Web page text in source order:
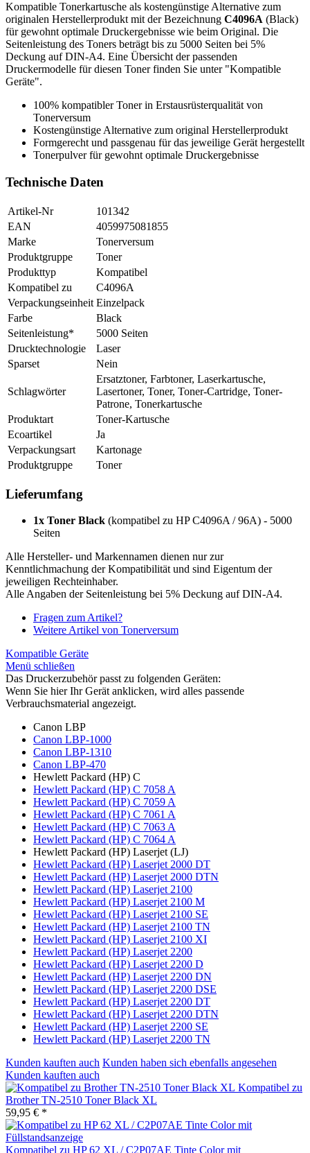
Kompatible Tonerkartusche als kostengünstige Alternative zum
originalen Herstellerprodukt mit der Bezeichnung C4096A (Black)
für gewohnt optimale Druckergebnisse wie beim Original. Die
Seitenleistung des Toners beträgt bis zu 5000 Seiten bei 5%
Deckung auf DIN-A4. Eine Übersicht der passenden
Druckermodelle für diesen Toner finden Sie unter "Kompatible
Geräte".
100% kompatibler Toner in Erstausrüsterqualität von
Tonerversum
Kostengünstige Alternative zum original Herstellerprodukt
Formgerecht und passgenau für das jeweilige Gerät hergestellt
Tonerpulver für gewohnt optimale Druckergebnisse
Technische Daten
Artikel-Nr
101342
EAN
4059975081855
Marke
Tonerversum
Produktgruppe
Toner
Produkttyp
Kompatibel
Kompatibel zu
C4096A
Verpackungseinheit Einzelpack
Farbe
Black
Seitenleistung*
5000 Seiten
Drucktechnologie
Laser
Sparset
Nein
Schlagwörter
Ersatztoner, Farbtoner, Laserkartusche,
Lasertoner, Toner, Toner-Cartridge, Toner-
Patrone, Tonerkartusche
Produktart
Toner-Kartusche
Ecoartikel
Ja
Verpackungsart
Kartonage
Produktgruppe
Toner
Lieferumfang
1x Toner Black (kompatibel zu HP C4096A / 96A) - 5000
Seiten
Alle Hersteller- und Markennamen dienen nur zur
Kenntlichmachung der Kompatibilität und sind Eigentum der
jeweiligen Rechteinhaber.
Alle Angaben der Seitenleistung bei 5% Deckung auf DIN-A4.
Fragen zum Artikel?
Weitere Artikel von Tonerversum
Kompatible Geräte
Menü schließen
Das Druckerzubehör passt zu folgenden Geräten:
Wenn Sie hier Ihr Gerät anklicken, wird alles passende
Verbrauchsmaterial angezeigt.
Canon LBP
Canon LBP-1000
Canon LBP-1310
Canon LBP-470
Hewlett Packard (HP) C
Hewlett Packard (HP) C 7058 A
Hewlett Packard (HP) C 7059 A
Hewlett Packard (HP) C 7061 A
Hewlett Packard (HP) C 7063 A
Hewlett Packard (HP) C 7064 A
Hewlett Packard (HP) Laserjet (LJ)
Hewlett Packard (HP) Laserjet 2000 DT
Hewlett Packard (HP) Laserjet 2000 DTN
Hewlett Packard (HP) Laserjet 2100
Hewlett Packard (HP) Laserjet 2100 M
Hewlett Packard (HP) Laserjet 2100 SE
Hewlett Packard (HP) Laserjet 2100 TN
Hewlett Packard (HP) Laserjet 2100 XI
Hewlett Packard (HP) Laserjet 2200
Hewlett Packard (HP) Laserjet 2200 D
Hewlett Packard (HP) Laserjet 2200 DN
Hewlett Packard (HP) Laserjet 2200 DSE
Hewlett Packard (HP) Laserjet 2200 DT
Hewlett Packard (HP) Laserjet 2200 DTN
Hewlett Packard (HP) Laserjet 2200 SE
Hewlett Packard (HP) Laserjet 2200 TN
Kunden kauften auch Kunden haben sich ebenfalls angesehen
Kunden kauften auch
Kompatibel zu
Brother TN-2510 Toner Black XL
59,95 € *
Kompatibel zu HP 62 XL / C2P07AE Tinte Color mit